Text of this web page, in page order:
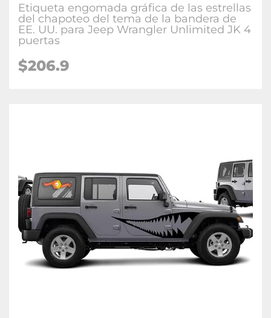
Etiqueta engomada gráfica de las estrellas
del chapoteo del tema de la bandera de
EE. UU. para Jeep Wrangler Unlimited JK 4
puertas
$206.9